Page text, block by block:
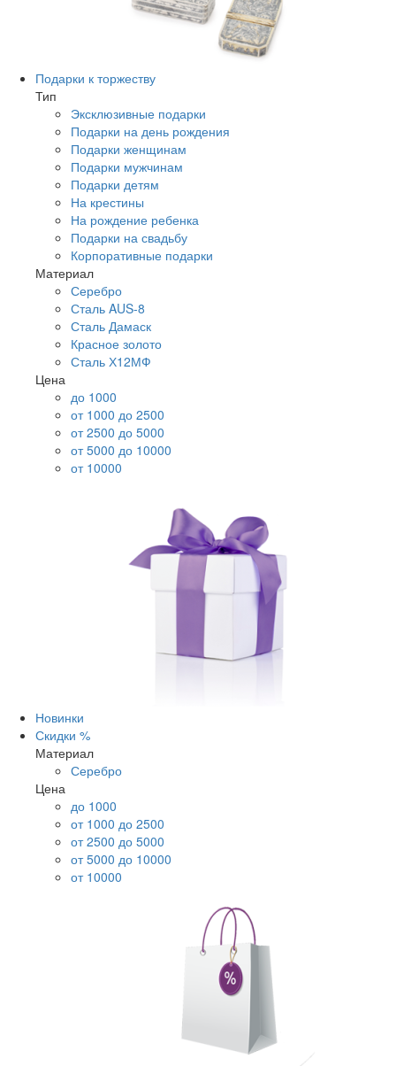
Подарки к торжеству
Тип
Эксклюзивные подарки
Подарки на день рождения
Подарки женщинам
Подарки мужчинам
Подарки детям
На крестины
На рождение ребенка
Подарки на свадьбу
Корпоративные подарки
Материал
Серебро
Сталь AUS-8
Сталь Дамаск
Красное золото
Сталь Х12МФ
Цена
до 1000
от 1000 до 2500
от 2500 до 5000
от 5000 до 10000
от 10000
Новинки
Скидки %
Материал
Серебро
Цена
до 1000
от 1000 до 2500
от 2500 до 5000
от 5000 до 10000
от 10000